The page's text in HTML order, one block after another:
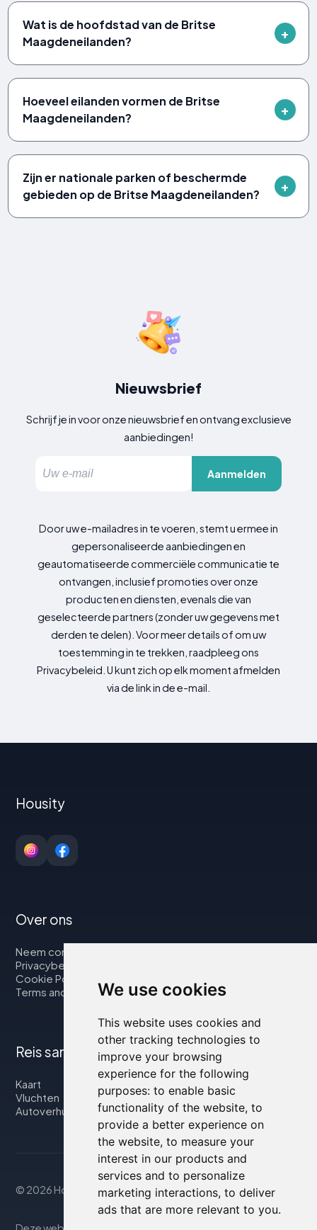
We use cookies
This website uses cookies and
other tracking technologies to
improve your browsing
experience for the following
purposes: to enable basic
functionality of the website, to
provide a better experience on
the website, to measure your
interest in our products and
services and to personalize
marketing interactions, to deliver
ads that are more relevant to you.
Wat is de hoofdstad van de Britse
Maagdeneilanden?
Hoeveel eilanden vormen de Britse
Maagdeneilanden?
Zijn er nationale parken of beschermde
gebieden op de Britse Maagdeneilanden?
Nieuwsbrief
Schrijf je in voor onze nieuwsbrief en ontvang exclusieve
aanbiedingen!
Aanmelden
Door uw e-mailadres in te voeren, stemt u ermee in
gepersonaliseerde aanbiedingen en
geautomatiseerde commerciële communicatie te
ontvangen, inclusief promoties over onze
producten en diensten, evenals die van
geselecteerde partners (zonder uw gegevens met
derden te delen). Voor meer details of om uw
toestemming in te trekken, raadpleeg ons
Privacybeleid. U kunt zich op elk moment afmelden
via de link in de e-mail.
Housity
Over ons
Neem contact op met
Privacybeleid
Cookie Policy
Terms and Conditions
Reis samen met ons
Kaart
Vluchten
Autoverhuur
© 2026 Housity.net